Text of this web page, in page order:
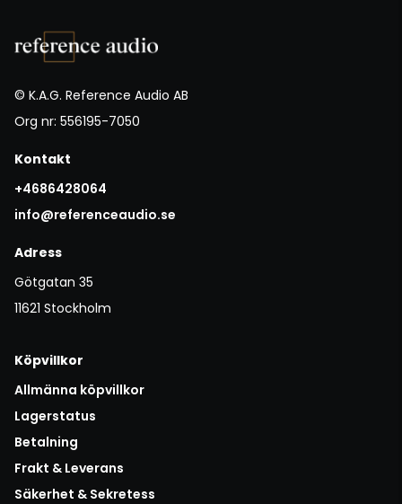
© K.A.G. Reference Audio AB
Org nr: 556195-7050
Kontakt
+4686428064
info@referenceaudio.se
Adress
Götgatan 35
11621 Stockholm
Köpvillkor
Allmänna köpvillkor
Lagerstatus
Betalning
Frakt & Leverans
Säkerhet & Sekretess